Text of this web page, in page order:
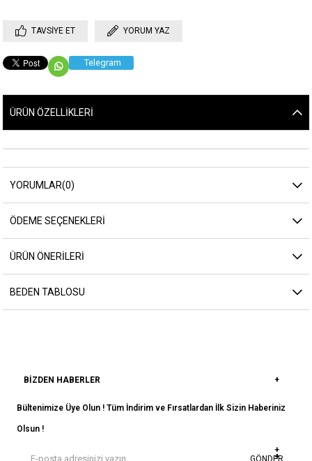
TAVSIYE ET YORUM YAZ
Telegram
ÜRÜN ÖZELLIKLERI
YORUMLAR(0)
ÖDEME SEÇENEKLERI
ÜRÜN ÖNERILERI
BEDEN TABLOSU
BIZDEN HABERLER
Bültenimize Üye Olun ! Tüm İndirim ve Fırsatlardan İlk Sizin Haberiniz
Olsun !